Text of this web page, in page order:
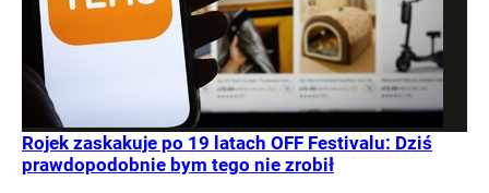
Rojek zaskakuje po 19 latach OFF Festivalu: Dziś
prawdopodobnie bym tego nie zrobił